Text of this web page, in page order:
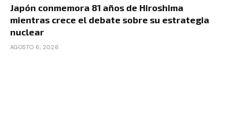
Japón conmemora 81 años de Hiroshima
mientras crece el debate sobre su estrategia
nuclear
AGOSTO 6, 2026